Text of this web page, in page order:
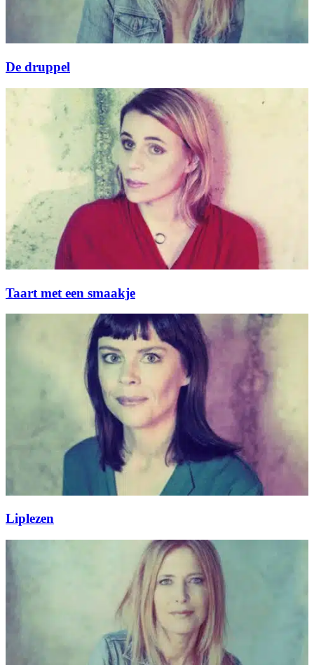
De druppel
Taart met een smaakje
Liplezen